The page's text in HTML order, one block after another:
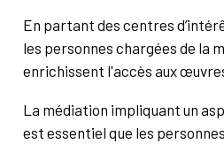
En partant des centres
les personnes chargées de la
enrichissent l'accès aux
La médiation impliquant un
est essentiel que les